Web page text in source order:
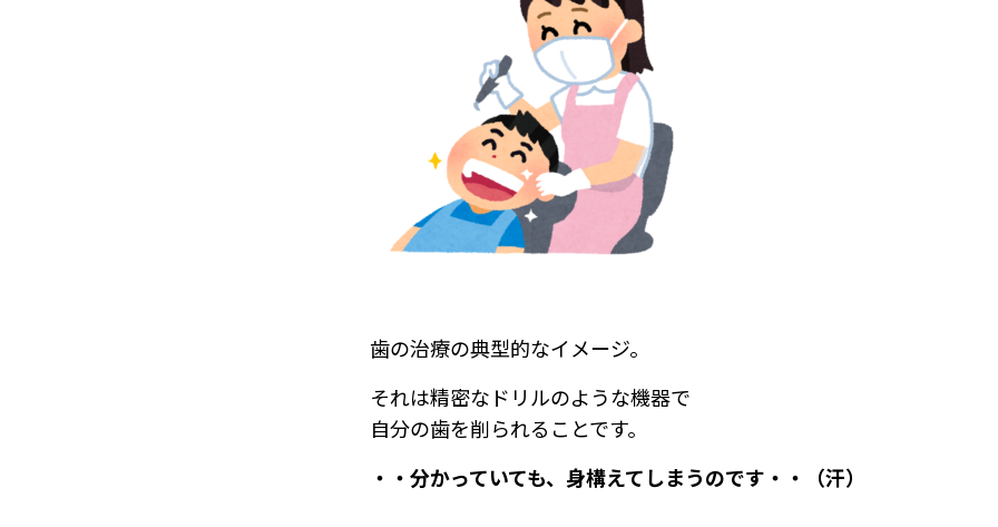
歯の治療の典型的なイメージ。
それは精密なドリルのような機器で
自分の歯を削られることです。
・・分かっていても、身構えてしまうのです・・（汗）